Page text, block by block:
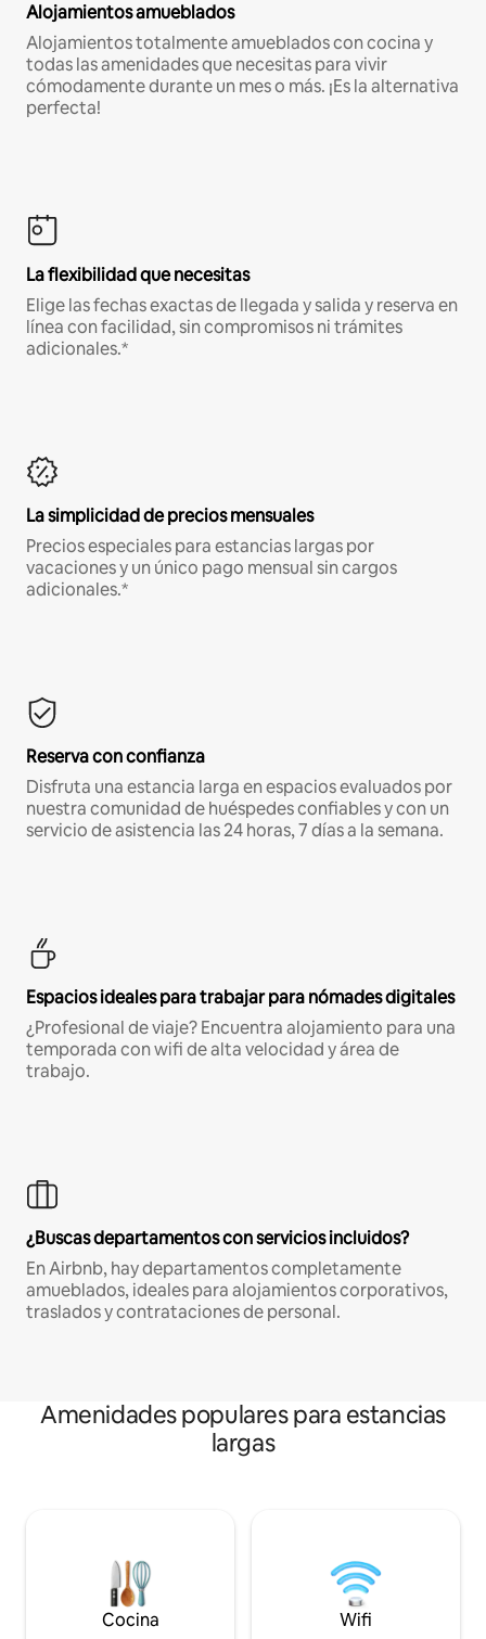
Alojamientos amueblados
Alojamientos totalmente amueblados con cocina y
todas las amenidades que necesitas para vivir
cómodamente durante un mes o más. ¡Es la alternativa
perfecta!
La flexibilidad que necesitas
Elige las fechas exactas de llegada y salida y reserva en
línea con facilidad, sin compromisos ni trámites
adicionales.*
La simplicidad de precios mensuales
Precios especiales para estancias largas por
vacaciones y un único pago mensual sin cargos
adicionales.*
Reserva con confianza
Disfruta una estancia larga en espacios evaluados por
nuestra comunidad de huéspedes confiables y con un
servicio de asistencia las 24 horas, 7 días a la semana.
Espacios ideales para trabajar para nómades digitales
¿Profesional de viaje? Encuentra alojamiento para una
temporada con wifi de alta velocidad y área de
trabajo.
¿Buscas departamentos con servicios incluidos?
En Airbnb, hay departamentos completamente
amueblados, ideales para alojamientos corporativos,
traslados y contrataciones de personal.
Amenidades populares para estancias
largas
Cocina Wifi